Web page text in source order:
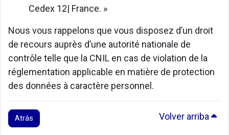
Cedex 12| France. »
Nous vous rappelons que vous disposez d’un droit
de recours auprès d’une autorité nationale de
contrôle telle que la CNIL en cas de violation de la
réglementation applicable en matière de protection
des données à caractère personnel.
Atrás Volver arriba